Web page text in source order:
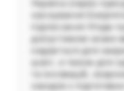
Україна (через
заснування
підписання Угоди
допустимою може
надається для
шахт, а також для
та інновацій,
заходів з